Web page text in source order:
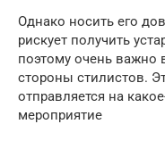
Однако носить его
рискует получить
поэтому очень важно
стороны стилистов.
отправляется на
мероприятие